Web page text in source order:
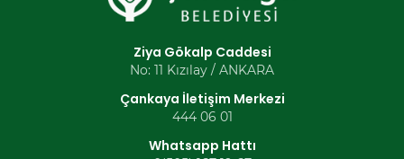
Ziya Gökalp Caddesi
No: 11 Kızılay / ANKARA
Çankaya İletişim Merkezi
444 06 01
Whatsapp Hattı